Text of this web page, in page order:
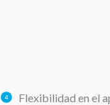
Flexibilidad en el